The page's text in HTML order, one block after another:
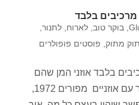
בוקר טוב לארוח לתנור
מתוק פוסטים פופולרים
המן לא גלוטן מ 2 מרכיבים בלבד אוזני המן שהם
עוגיות ממולאות, חסל סדר עם אוזניים מפורים 1972,